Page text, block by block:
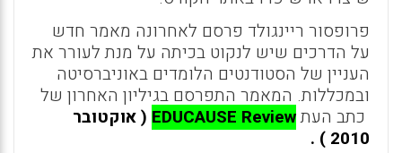
פרופסור ריינגולד פרסם לאחרונה מאמר חדש
על הדרכים שיש לנקוט בכיתה על מנת לעורר את
העניין של הסטודנטים הלומדים באוניברסיטה
ובמכללות. המאמר התפרסם בגיליון האחרון של
כתב העתEDUCAUSE Review ( אוקטובר
2010 ) .